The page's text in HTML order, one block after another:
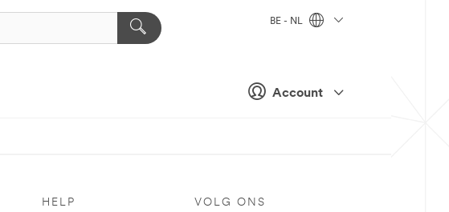
Account
BE - NL
HELP VOLG ONS